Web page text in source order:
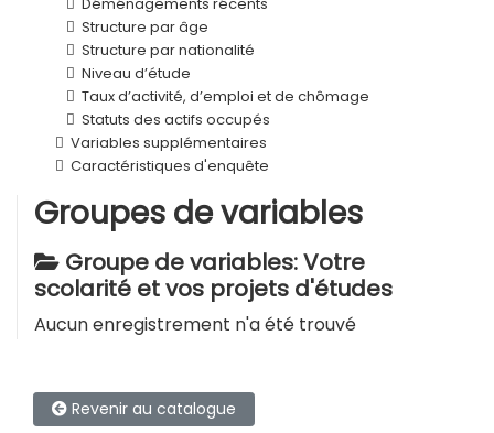
Structure par âge
Structure par nationalité
Niveau d’étude
Taux d’activité, d’emploi et de chômage
Statuts des actifs occupés
Variables supplémentaires
Caractéristiques d'enquête
Groupes de variables
Groupe de variables: Votre
scolarité et vos projets d'études
Aucun enregistrement n'a été trouvé
Revenir au catalogue